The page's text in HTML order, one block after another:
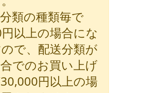
分類の種類毎で
以上の場合にな
で、配送分類が
でのお買い上げ
円以上の場